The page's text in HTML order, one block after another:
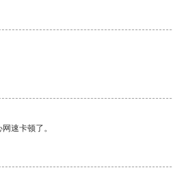
速卡顿了。